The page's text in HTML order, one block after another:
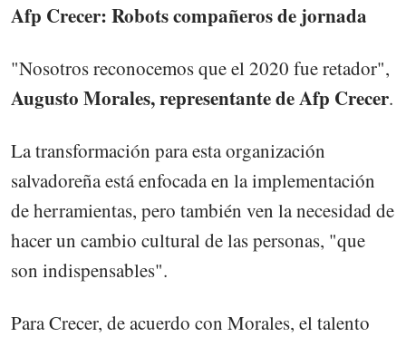
Afp Crecer: Robots compañeros de jornada
"Nosotros reconocemos que el 2020 fue retador",
Augusto Morales, representante de Afp Crecer.
La transformación para esta organización
salvadoreña está enfocada en la implementación
de herramientas, pero también ven la necesidad de
hacer un cambio cultural de las personas, "que
son indispensables".
Para Crecer, de acuerdo con Morales, el talento